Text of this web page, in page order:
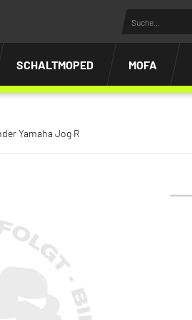
SCHALTMOPED MOFA
Yamaha Jog R